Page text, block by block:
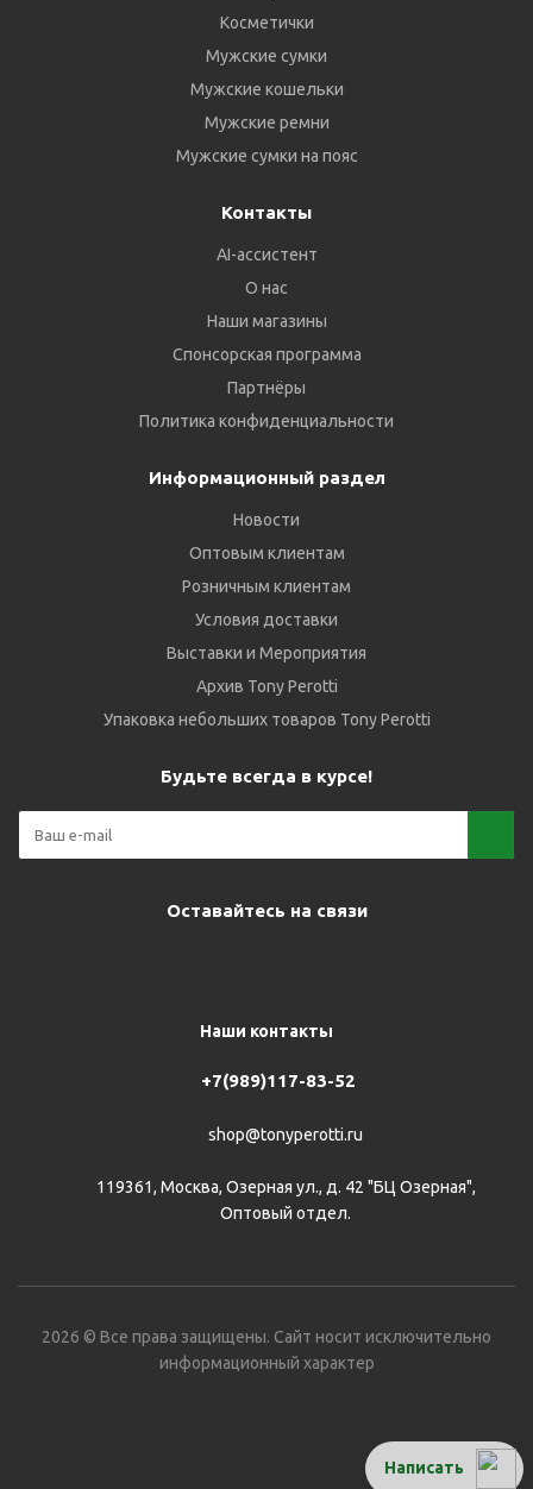
Косметички
Мужские сумки
Мужские кошельки
Мужские ремни
Мужские сумки на пояс
Контакты
AI-ассистент
О нас
Наши магазины
Спонсорская программа
Партнёры
Политика конфиденциальности
Информационный раздел
Новости
Оптовым клиентам
Розничным клиентам
Условия доставки
Выставки и Мероприятия
Архив Tony Perotti
Упаковка небольших товаров Tony Perotti
Будьте всегда в курсе!
Оставайтесь на связи
Наши контакты
+7(989)117-83-52
shop@tonyperotti.ru
119361, Москва, Озерная ул., д. 42 "БЦ Озерная",
Оптовый отдел.
2026 © Все права защищены. Сайт носит исключительно
информационный характер
Написать